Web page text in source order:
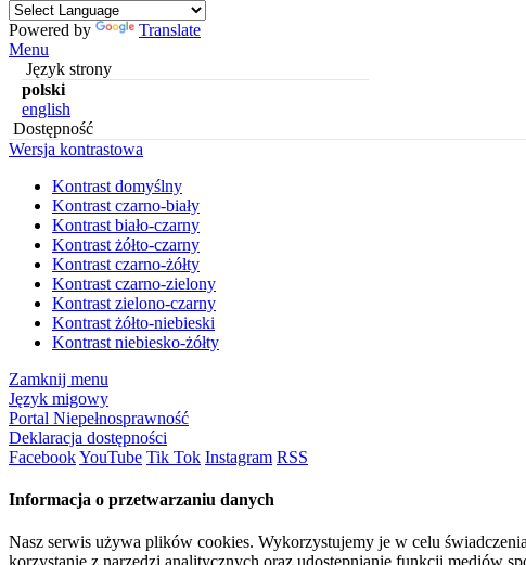
Powered by
Translate
Menu
Język strony
polski
english
Dostępność
Wersja kontrastowa
Kontrast domyślny
Kontrast czarno-biały
Kontrast biało-czarny
Kontrast żółto-czarny
Kontrast czarno-żółty
Kontrast czarno-zielony
Kontrast zielono-czarny
Kontrast żółto-niebieski
Kontrast niebiesko-żółty
Zamknij menu
Język migowy
Portal Niepełnosprawność
Deklaracja dostępności
FacebookYouTube Tik Tok Instagram RSS
Informacja o przetwarzaniu danych
Nasz serwis używa plików cookies. Wykorzystujemy je w celu